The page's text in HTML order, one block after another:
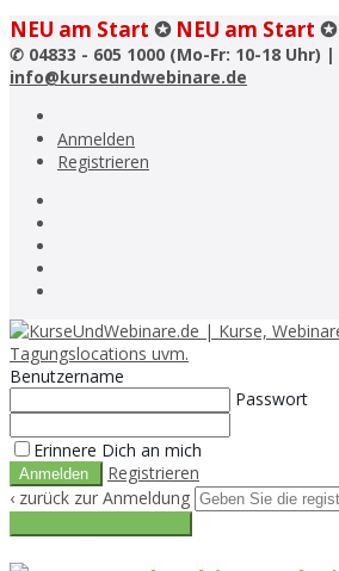
NEU am Start ✪ NEU am Start ✪
✆ 04833 - 605 1000 (Mo-Fr: 10-18 Uhr) |
info@kurseundwebinare.de
Anmelden
Registrieren
Benutzername
Passwort
Erinnere Dich an mich
Registrieren
‹ zurück zur Anmeldung